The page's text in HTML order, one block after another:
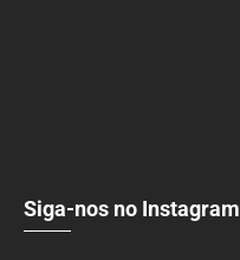
Siga-nos no Instagram